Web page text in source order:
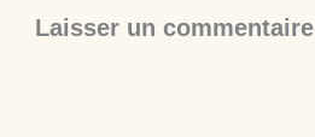
Laisser un commentaire